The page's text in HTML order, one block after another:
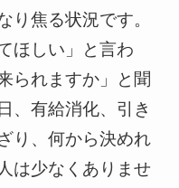
り焦る状況です。
ほしい」と言わ
られますか」と聞
、有給消化、引き
り、何から決めれ
は少なくありませ